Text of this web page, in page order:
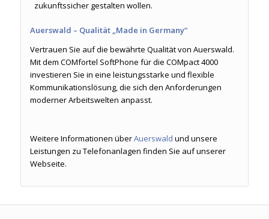
zukunftssicher gestalten wollen.
Auerswald – Qualität „Made in Germany“
Vertrauen Sie auf die bewährte Qualität von Auerswald.
Mit dem COMfortel SoftPhone für die COMpact 4000
investieren Sie in eine leistungsstarke und flexible
Kommunikationslösung, die sich den Anforderungen
moderner Arbeitswelten anpasst.
Weitere Informationen überAuerswald und unsere
Leistungen zu Telefonanlagen finden Sie auf unserer
Webseite.